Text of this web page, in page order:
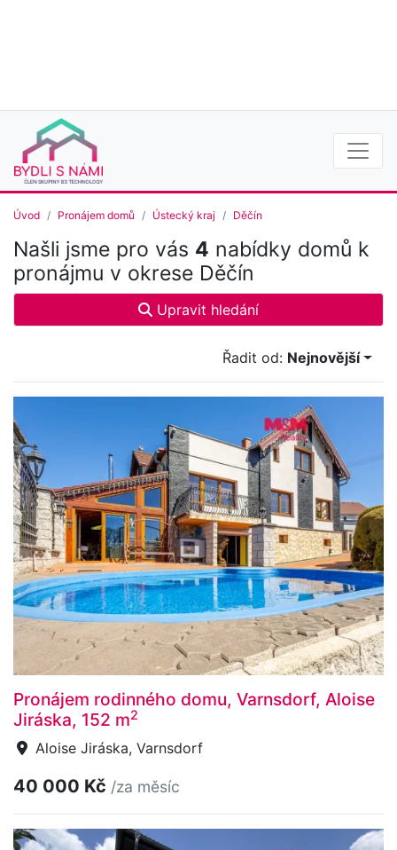
Úvod Pronájem domů Ústecký kraj Děčín
Našli jsme pro vás 4 nabídky domů k
pronájmu v okrese Děčín
Upravit hledání
Řadit od: Nejnovější
Pronájem rodinného domu, Varnsdorf, Aloise
Jiráska, 152 m2
Aloise Jiráska, Varnsdorf
40 000 Kč /za měsíc